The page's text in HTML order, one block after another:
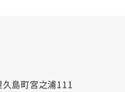
島町宮之浦111